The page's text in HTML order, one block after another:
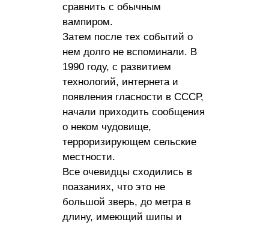
сравнить с обычным
вампиром.
Затем после тех событий о
нем долго не вспоминали. В
1990 году, с развитием
технологий, интернета и
появления гласности в СССР,
начали приходить сообщения
о неком чудовище,
терроризирующем сельские
местности.
Все очевидцы сходились в
поазаниях, что это не
большой зверь, до метра в
длину, имеющий шипы и